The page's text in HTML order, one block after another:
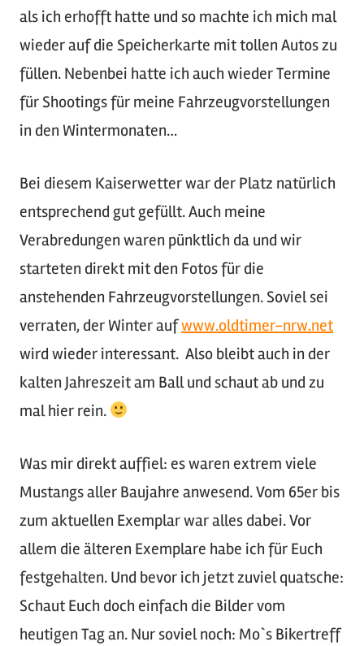
als ich erhofft hatte und so machte ich mich mal
wieder auf die Speicherkarte mit tollen Autos zu
füllen. Nebenbei hatte ich auch wieder Termine
für Shootings für meine Fahrzeugvorstellungen
in den Wintermonaten…
Bei diesem Kaiserwetter war der Platz natürlich
entsprechend gut gefüllt. Auch meine
Verabredungen waren pünktlich da und wir
starteten direkt mit den Fotos für die
anstehenden Fahrzeugvorstellungen. Soviel sei
verraten, der Winter aufwww.oldtimer-nrw.net
wird wieder interessant. Also bleibt auch in der
kalten Jahreszeit am Ball und schaut ab und zu
mal hier rein.
Was mir direkt auffiel: es waren extrem viele
Mustangs aller Baujahre anwesend. Vom 65er bis
zum aktuellen Exemplar war alles dabei. Vor
allem die älteren Exemplare habe ich für Euch
festgehalten. Und bevor ich jetzt zuviel quatsche:
Schaut Euch doch einfach die Bilder vom
heutigen Tag an. Nur soviel noch: Mo`s Bikertreff